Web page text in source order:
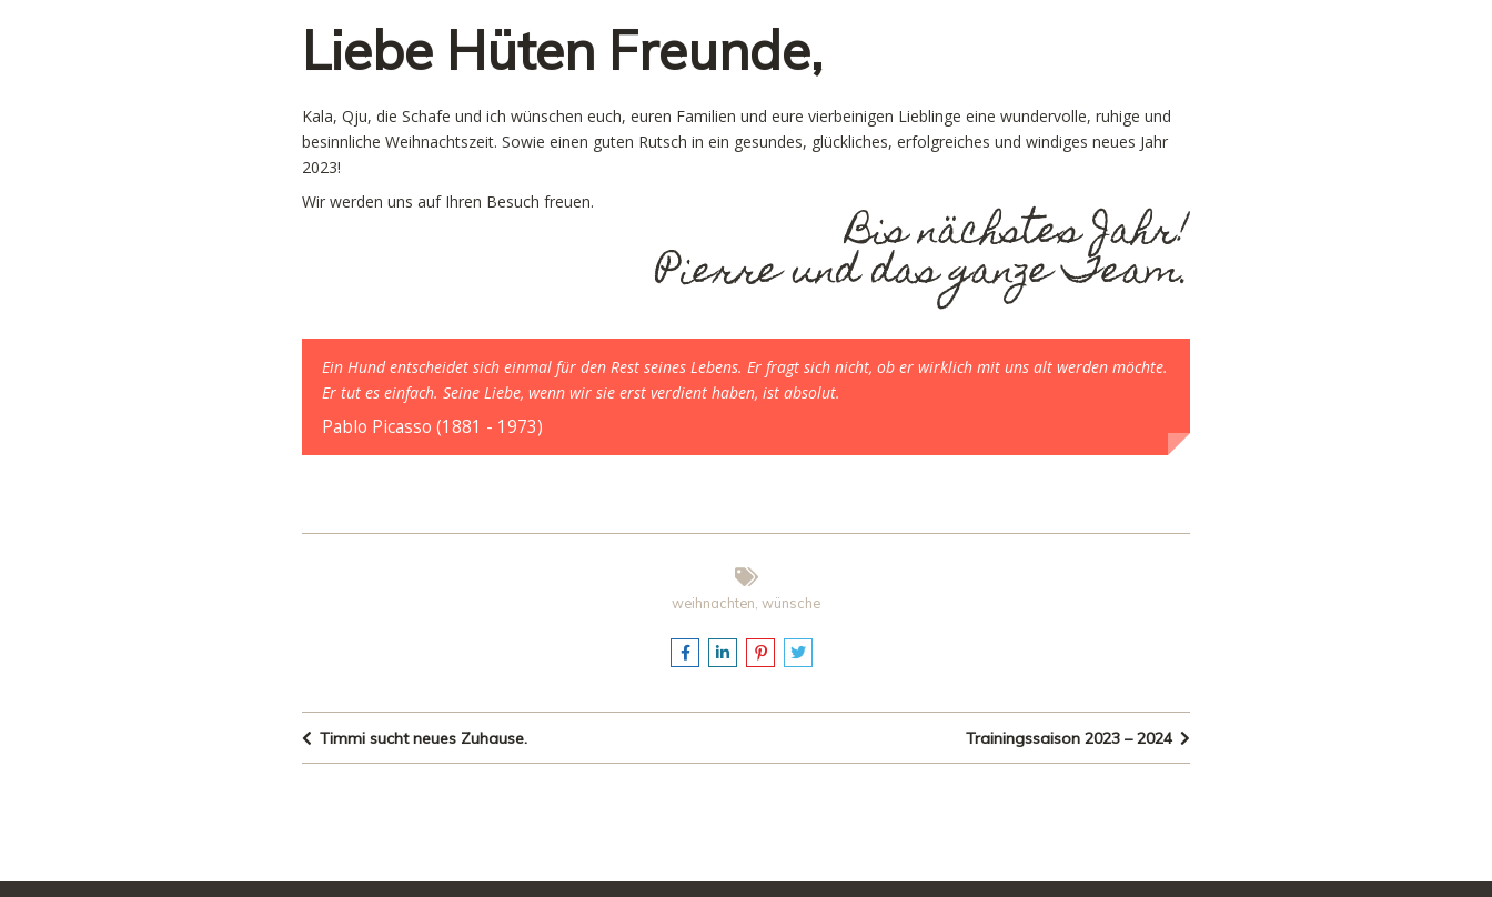
Liebe Hüten Freunde,
Kala, Qju, die Schafe und ich wünschen euch, euren Familien und eure vierbeinigen Lieblinge eine wundervolle, ruhige und
besinnliche Weihnachtszeit. Sowie einen guten Rutsch in ein gesundes, glückliches, erfolgreiches und windiges neues Jahr
2023!
Wir werden uns auf Ihren Besuch freuen.
Bis nächstes Jahr!
Pierre und das ganze Team.
Ein Hund entscheidet sich einmal für den Rest seines Lebens. Er fragt sich nicht, ob er wirklich mit uns alt werden möchte.
Er tut es einfach. Seine Liebe, wenn wir sie erst verdient haben, ist absolut.
Pablo Picasso (1881 - 1973)
weihnachten wünsche
Timmi sucht neues Zuhause. Trainingssaison 2023 – 2024